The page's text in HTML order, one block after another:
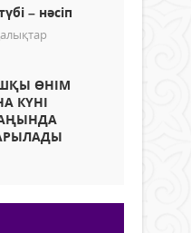
– нәсіп
ӨНІМ
КҮНІ